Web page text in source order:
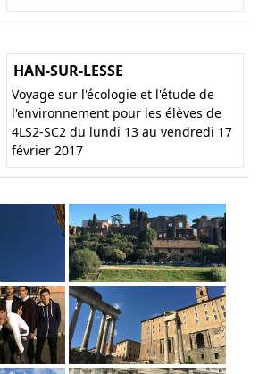
HAN-SUR-LESSE
Voyage sur l'écologie et l'étude de
l'environnement pour les élèves de
4LS2-SC2 du lundi 13 au vendredi 17
février 2017